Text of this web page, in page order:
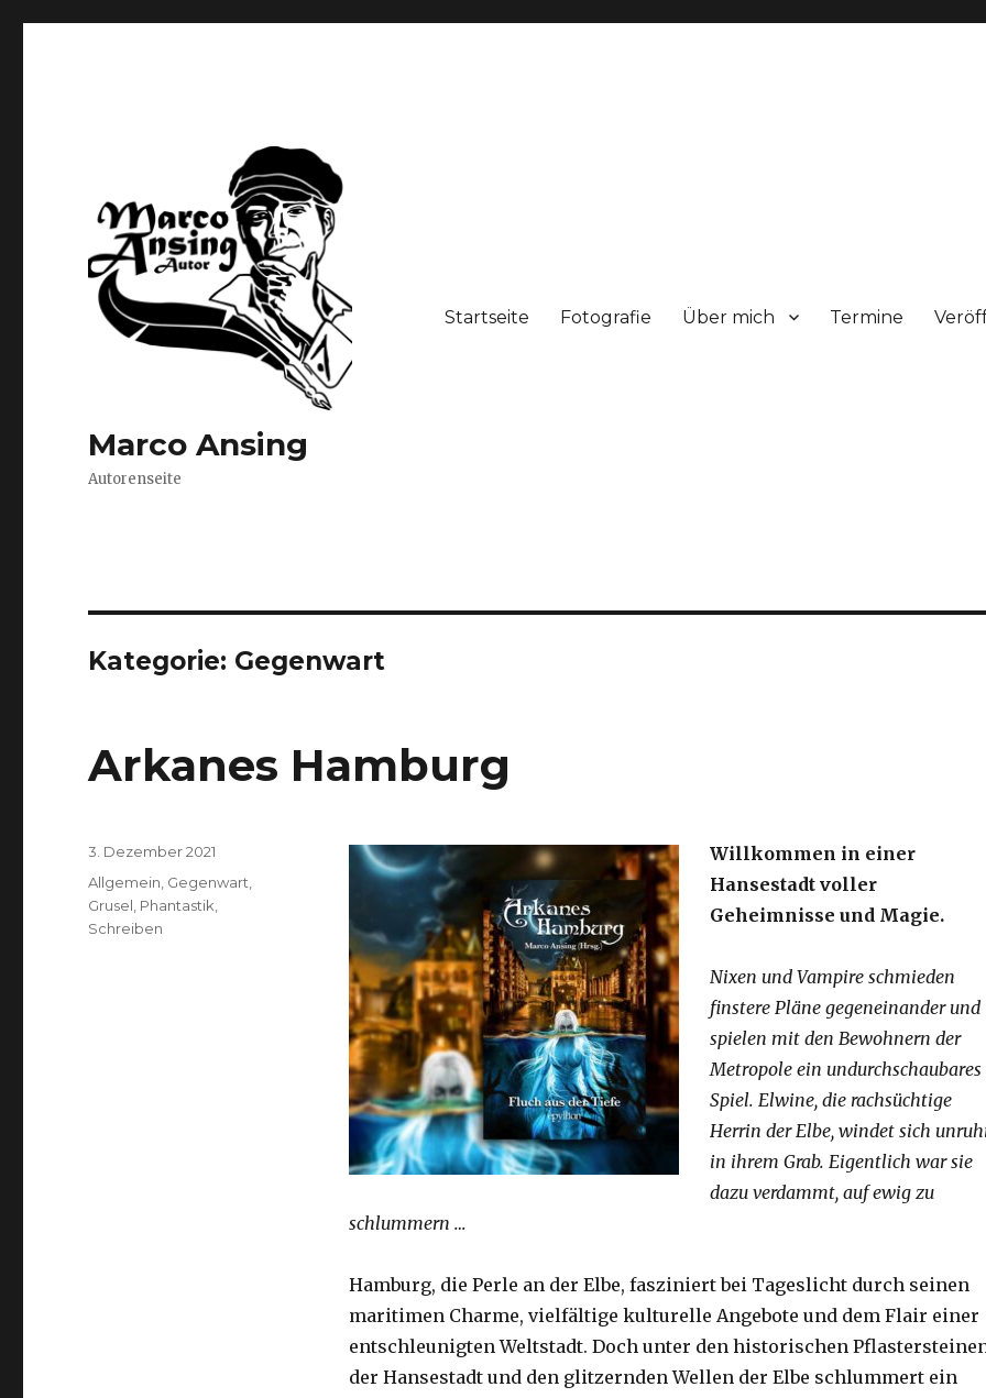
Marco Ansing
Autorenseite
Startseite Fotografie Über mich Termine
Kategorie: Gegenwart
Arkanes Hamburg
Willkommen in einer
Hansestadt voller
Geheimnisse und Magie.
Nixen und Vampire schmieden
finstere Pläne gegeneinander und
spielen mit den Bewohnern der
Metropole ein undurchschaubares
Spiel. Elwine, die rachsüchtige
Herrin der Elbe, windet sich
in ihrem Grab. Eigentlich war sie
dazu verdammt, auf ewig zu
schlummern …
Hamburg, die Perle an der Elbe, fasziniert bei Tageslicht durch seinen
maritimen Charme, vielfältige kulturelle Angebote und dem Flair einer
entschleunigten Weltstadt. Doch unter den historischen
der Hansestadt und den glitzernden Wellen der Elbe schlummert ein
Veröffentlicht
am
3. Dezember 2021
Kategorien
Allgemein Gegenwart
Grusel Phantastik
Schreiben